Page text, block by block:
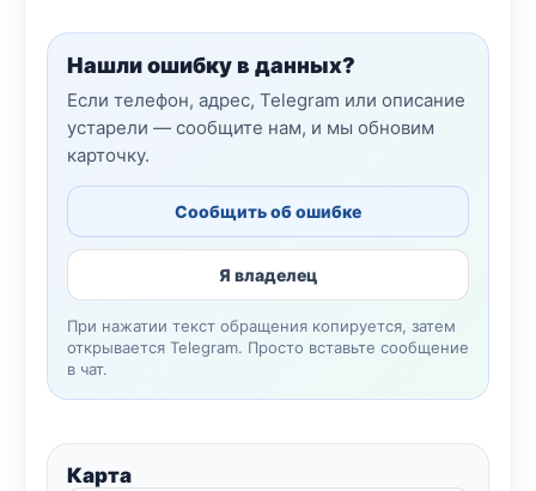
Нашли ошибку в данных?
Если телефон, адрес, Telegram или описание
устарели — сообщите нам, и мы обновим
карточку.
Сообщить об ошибке
Я владелец
При нажатии текст обращения копируется, затем
открывается Telegram. Просто вставьте сообщение
в чат.
Карта